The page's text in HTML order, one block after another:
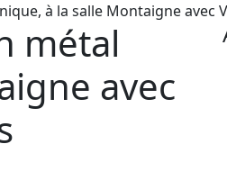
à la salle Montaigne avec
métal
avec